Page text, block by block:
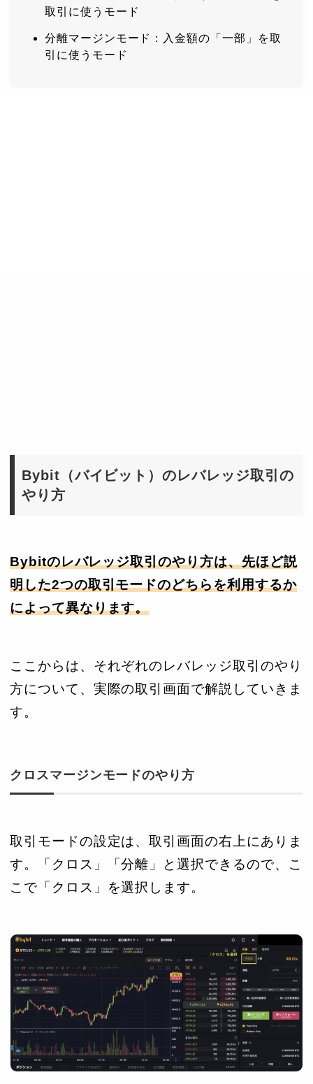
取引に使うモード
分離マージンモード：入金額の「一部」を取
引に使うモード
Bybit（バイビット）のレバレッジ取引の
やり方
Bybitのレバレッジ取引のやり方は、先ほど説
明した2つの取引モードのどちらを利用するか
によって異なります。
ここからは、それぞれのレバレッジ取引のやり
方について、実際の取引画面で解説していきま
す。
クロスマージンモードのやり方
取引モードの設定は、取引画面の右上にありま
す。「クロス」「分離」と選択できるので、こ
こで「クロス」を選択します。